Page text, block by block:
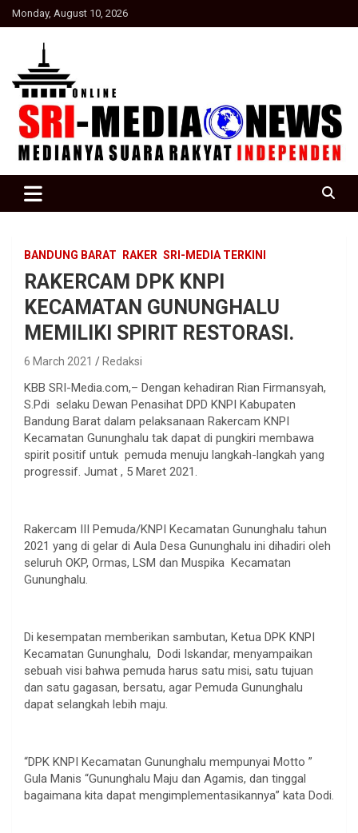
Skip
to
Monday, August 10, 2026
SRI Media news
BANDUNG BARAT RAKER SRI-MEDIA TERKINI
RAKERCAM DPK KNPI
KECAMATAN GUNUNGHALU
MEMILIKI SPIRIT RESTORASI.
6 March 2021 Redaksi
KBB SRI-Media.com,– Dengan kehadiran Rian Firmansyah,
S.Pdi selaku Dewan Penasihat DPD KNPI Kabupaten
Bandung Barat dalam pelaksanaan Rakercam KNPI
Kecamatan Gununghalu tak dapat di pungkiri membawa
spirit positif untuk pemuda menuju langkah-langkah yang
progressif. Jumat , 5 Maret 2021.
Rakercam III Pemuda/KNPI Kecamatan Gununghalu tahun
2021 yang di gelar di Aula Desa Gununghalu ini dihadiri oleh
seluruh OKP, Ormas, LSM dan Muspika Kecamatan
Gununghalu.
Di kesempatan memberikan sambutan, Ketua DPK KNPI
Kecamatan Gununghalu, Dodi Iskandar, menyampaikan
sebuah visi bahwa pemuda harus satu misi, satu tujuan
dan satu gagasan, bersatu, agar Pemuda Gununghalu
dapat selangkah lebih maju.
“DPK KNPI Kecamatan Gununghalu mempunyai Motto ”
Gula Manis “Gununghalu Maju dan Agamis, dan tinggal
bagaimana kita dapat mengimplementasikannya” kata Dodi.